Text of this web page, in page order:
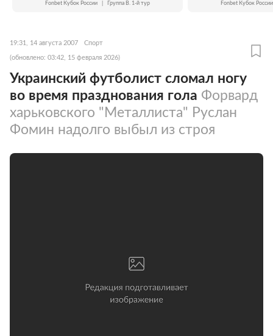
Fonbet Кубок России Группа B. 1-й тур Fonbet Кубок России
19:31, 14 августа 2007 Спорт
(обновлено: 03:42, 15 февраля 2026)
Украинский футболист сломал ногу
во время празднования гола Форвард
харьковского "Металлиста" Руслан
Фомин надолго выбыл из строя